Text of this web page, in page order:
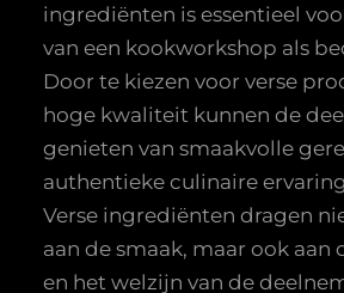
ingrediënten is essentieel
van een kookworkshop als
Door te kiezen voor verse
hoge kwaliteit kunnen de
genieten van smaakvolle
authentieke culinaire
Verse ingrediënten dragen
aan de smaak, maar ook aan
en het welzijn van de